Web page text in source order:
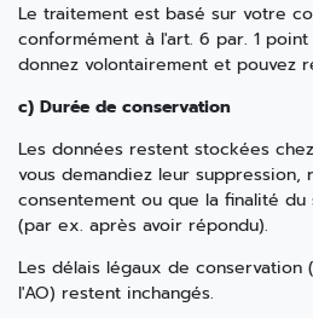
Le traitement est basé sur votre
conformément à l'art. 6 par. 1 point
donnez volontairement et pouvez
c) Durée de conservation
Les données restent stockées
vous demandiez leur suppression,
consentement ou que la finalité du
(par ex. après avoir répondu).
Les délais légaux de conservation
l'AO) restent inchangés.